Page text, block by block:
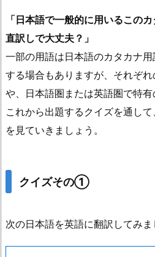
「日本語で一般的に用いるこの
直訳しで大丈夫？」
一部の用語は日本語のカタカナ
する場合もありますが、それぞ
や、日本語圏または英語圏で特有
これから出題するクイズを通して
を見ていきましょう。
クイズその①
次の日本語を英語に翻訳してみま